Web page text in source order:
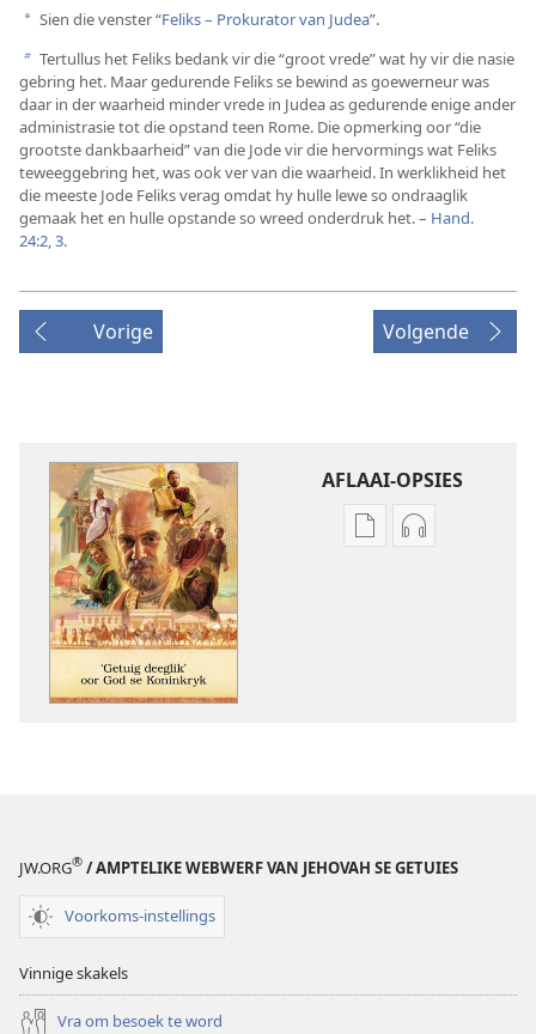
a Sien die venster “Feliks – Prokurator van Judea”.
b Tertullus het Feliks bedank vir die “groot vrede” wat hy vir die nasie
gebring het. Maar gedurende Feliks se bewind as goewerneur was
daar in der waarheid minder vrede in Judea as gedurende enige ander
administrasie tot die opstand teen Rome. Die opmerking oor “die
grootste dankbaarheid” van die Jode vir die hervormings wat Feliks
teweeggebring het, was ook ver van die waarheid. In werklikheid het
die meeste Jode Feliks verag omdat hy hulle lewe so ondraaglik
gemaak het en hulle opstande so wreed onderdruk het. – Hand.
24:2, 3.
Vorige Volgende
AFLAAI-OPSIES
Aflaai-Aflaai-
JW.ORG® / AMPTELIKE WEBWERF VAN JEHOVAH SE GETUIES
Voorkoms-instellings
Vinnige skakels
Vra om besoek te word